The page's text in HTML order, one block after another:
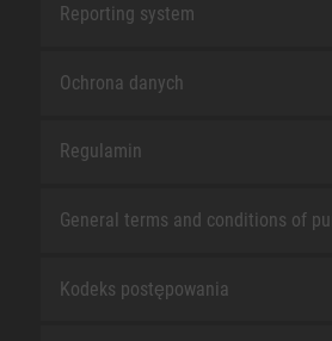
Reporting system
Ochrona danych
Regulamin
General terms and conditions of
Kodeks postępowania